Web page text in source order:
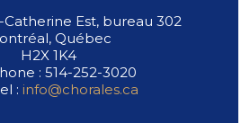
Catherine Est, bureau 302
Québec
H2X 1K4
: 514-252-3020
: info@chorales.ca